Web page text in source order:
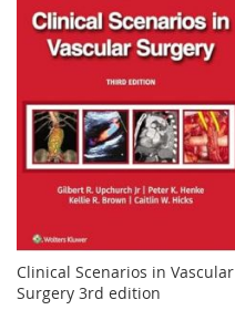
LISTA
DE
DESEJOS
Clinical Scenarios in Vascular
Surgery 3rd edition